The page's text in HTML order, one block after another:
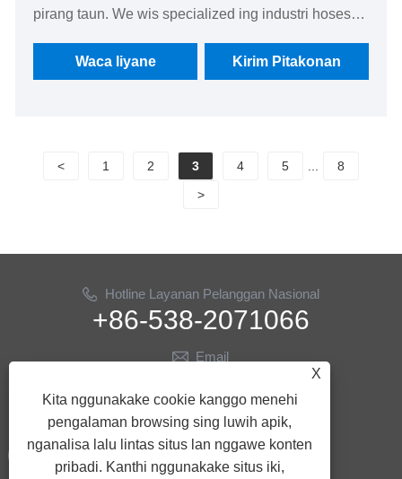
pirang taun. We wis specialized ing industri hoses
rega sing apik lan nutupi sebagian besar pasar
Eropa lan Amerika. We look nerusake kanggo dadi
Waca liyane Kirim Pitakonan
< 1 2 3 4 5
8
>
Hotline Layanan Pelanggan Nasional
+86-538-2071066
Email
Tindakake kita
X
Kita nggunakake cookie kanggo menehi
pengalaman browsing sing luwih apik,
nganalisa lalu lintas situs lan nggawe konten
pribadi. Kanthi nggunakake situs iki,